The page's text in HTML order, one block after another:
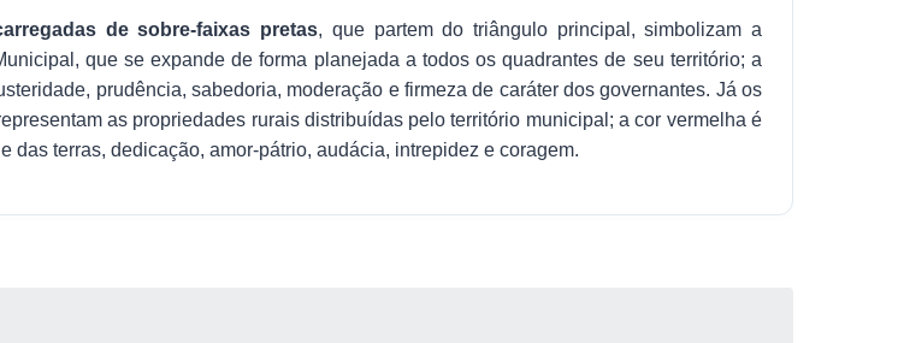
de sobre-faixas pretas, que partem do triângulo principal, simbolizam a
que se expande de forma planejada a todos os quadrantes de seu território; a
prudência, sabedoria, moderação e firmeza de caráter dos governantes. Já os
as propriedades rurais distribuídas pelo território municipal; a cor vermelha é
das terras, dedicação, amor-pátrio, audácia, intrepidez e coragem.